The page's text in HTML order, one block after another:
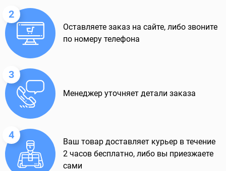
2
Оставляете заказ на сайте, либо звоните
по номеру телефона
3
Менеджер уточняет детали заказа
4
Ваш товар доставляет курьер в течение
2 часов бесплатно, либо вы приезжаете
сами